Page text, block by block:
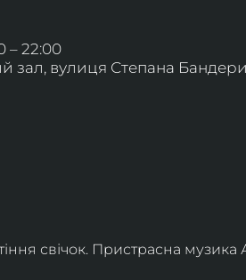
– 22:00
зал, вулиця Степана
свічок. Пристрасна